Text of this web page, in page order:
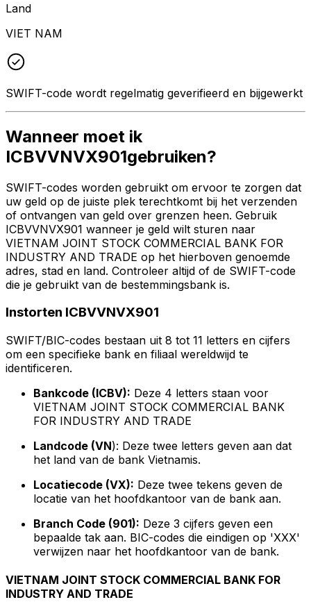
Land
VIET NAM
SWIFT-code wordt regelmatig geverifieerd en bijgewerkt
Wanneer moet ik
ICBVVNVX901gebruiken?
SWIFT-codes worden gebruikt om ervoor te zorgen dat
uw geld op de juiste plek terechtkomt bij het verzenden
of ontvangen van geld over grenzen heen. Gebruik
ICBVVNVX901 wanneer je geld wilt sturen naar
VIETNAM JOINT STOCK COMMERCIAL BANK FOR
INDUSTRY AND TRADE op het hierboven genoemde
adres, stad en land. Controleer altijd of de SWIFT-code
die je gebruikt van de bestemmingsbank is.
Instorten ICBVVNVX901
SWIFT/BIC-codes bestaan uit 8 tot 11 letters en cijfers
om een specifieke bank en filiaal wereldwijd te
identificeren.
Bankcode (ICBV): Deze 4 letters staan voor
VIETNAM JOINT STOCK COMMERCIAL BANK
FOR INDUSTRY AND TRADE
Landcode (VN): Deze twee letters geven aan dat
het land van de bank Vietnamis.
Locatiecode (VX): Deze twee tekens geven de
locatie van het hoofdkantoor van de bank aan.
Branch Code (901): Deze 3 cijfers geven een
bepaalde tak aan. BIC-codes die eindigen op 'XXX'
verwijzen naar het hoofdkantoor van de bank.
VIETNAM JOINT STOCK COMMERCIAL BANK FOR
INDUSTRY AND TRADE